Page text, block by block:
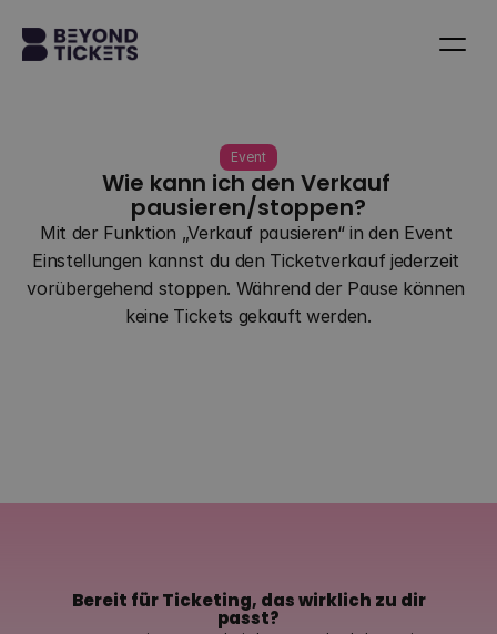
Event
Wie kann ich den Verkauf
pausieren/stoppen?
Mit der Funktion „Verkauf pausieren“ in den Event
Einstellungen kannst du den Ticketverkauf jederzeit
vorübergehend stoppen. Während der Pause können
keine Tickets gekauft werden.
Kontaktiere uns
Bereit für Ticketing, das wirklich zu dir
passt?